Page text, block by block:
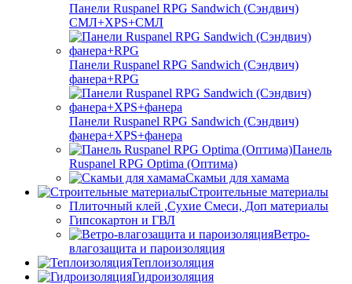
Панели Ruspanel RPG Sandwich (Сэндвич)
СМЛ+XPS+СМЛ
Панели Ruspanel RPG Sandwich (Сэндвич)
фанера+RPG
Панели Ruspanel RPG Sandwich (Сэндвич)
фанера+XPS+фанера
Панель
Ruspanel RPG Optima (Оптима)
Скамьи для хамама
Строительные материалы
Плиточный клей ,Сухие Смеси, Доп материалы
Гипсокартон и ГВЛ
Ветро-
влагозащита и пароизоляция
Теплоизоляция
Гидроизоляция